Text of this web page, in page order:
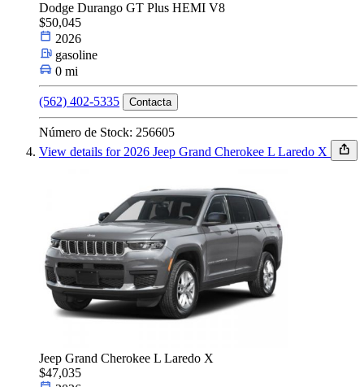
Dodge Durango GT Plus HEMI V8
$50,045
2026
gasoline
0 mi
(562) 402-5335 Contacta
Número de Stock: 256605
View details for 2026 Jeep Grand Cherokee L Laredo X
Jeep Grand Cherokee L Laredo X
$47,035